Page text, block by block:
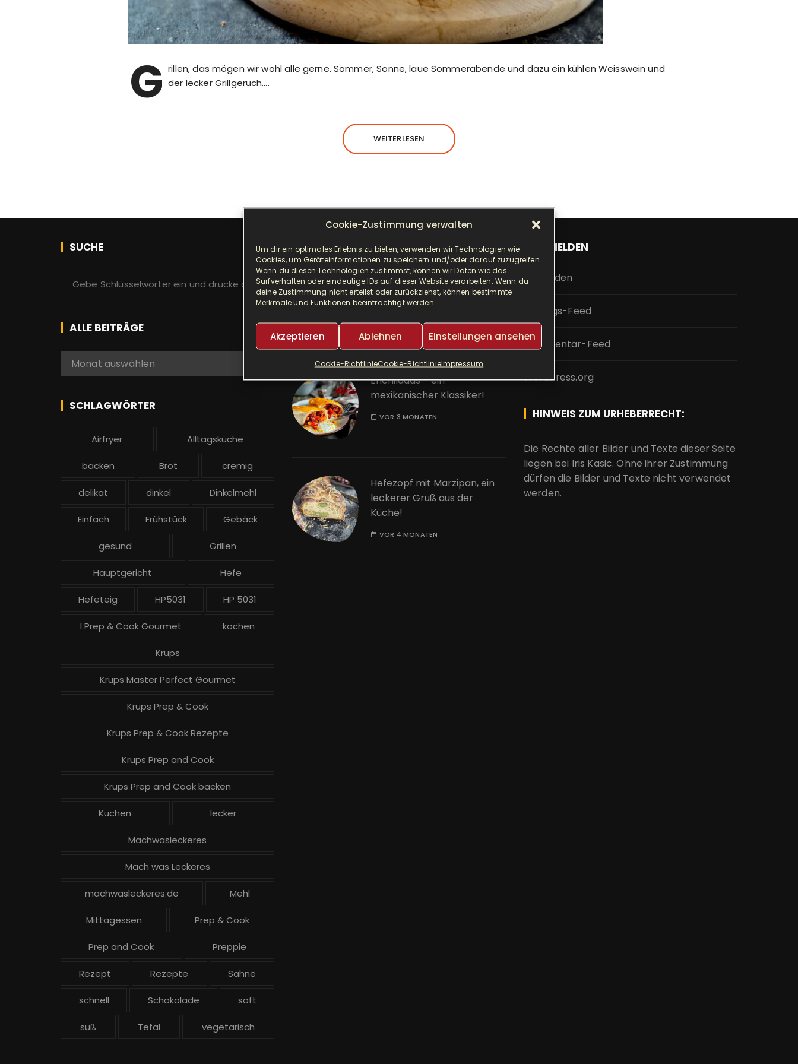
Cookie-Zustimmung verwalten
Um dir ein optimales Erlebnis zu bieten, verwenden wir Technologien wie
Cookies, um Geräteinformationen zu speichern und/oder darauf zuzugreifen.
Wenn du diesen Technologien zustimmst, können wir Daten wie das
Surfverhalten oder eindeutige IDs auf dieser Website verarbeiten. Wenn du
deine Zustimmung nicht erteilst oder zurückziehst, können bestimmte
Merkmale und Funktionen beeinträchtigt werden.
Akzeptieren Ablehnen Einstellungen ansehen
Cookie-RichtlinieCookie-RichtlinieImpressum
G rillen, das mögen wir wohl alle gerne. Sommer, Sonne, laue Sommerabende und dazu ein kühlen Weisswein und
der lecker Grillgeruch….
WEITERLESEN
SUCHE
h
e
n
c
:
ALLE BEITRÄGE
e
Monat auswählen
SCHLAGWÖRTER
Airfryer Alltagsküche
backen Brot cremig
delikat dinkel Dinkelmehl
Einfach Frühstück Gebäck
gesund Grillen
Hauptgericht Hefe
Hefeteig HP5031 HP 5031
I Prep & Cook Gourmet kochen
Krups
Krups Master Perfect Gourmet
Krups Prep & Cook
Krups Prep & Cook Rezepte
Krups Prep and Cook
Krups Prep and Cook backen
Kuchen lecker
Machwasleckeres
Mach was Leckeres
machwasleckeres.de Mehl
Mittagessen Prep & Cook
Prep and Cook Preppie
Rezept Rezepte Sahne
schnell Schokolade soft
süß Tefal vegetarisch
NEUESTE BEITRÄGE
Djuvec als Risotto! So ein
leckerer One Pot!
Enchiladas – ein
mexikanischer Klassiker!
VOR 3 MONATEN
Hefezopf mit Marzipan, ein
leckerer Gruß aus der
Küche!
VOR 4 MONATEN
ANMELDEN
Anmelden
Eintrags-Feed
Kommentar-Feed
WordPress.org
HINWEIS ZUM URHEBERRECHT:
Die Rechte aller Bilder und Texte dieser Seite
liegen bei Iris Kasic. Ohne ihrer Zustimmung
dürfen die Bilder und Texte nicht verwendet
werden.